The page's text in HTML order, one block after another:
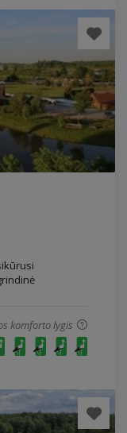
komforto lygis